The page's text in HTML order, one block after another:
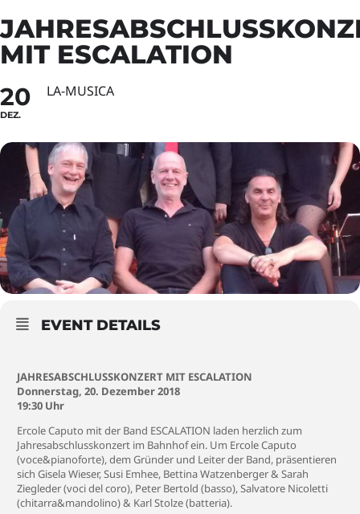
MIT ESCALATION
20
DEZ.
LA-MUSICA
EVENT DETAILS
JAHRESABSCHLUSSKONZERT MIT ESCALATION
Donnerstag, 20. Dezember 2018
19:30 Uhr
Ercole Caputo mit der Band ESCALATION laden herzlich zum
Jahresabschlusskonzert im Bahnhof ein. Um Ercole Caputo
(voce&pianoforte), dem Gründer und Leiter der Band, präsentieren
sich Gisela Wieser, Susi Emhee, Bettina Watzenberger & Sarah
Ziegleder (voci del coro), Peter Bertold (basso), Salvatore Nicoletti
(chitarra&mandolino) & Karl Stolze (batteria).